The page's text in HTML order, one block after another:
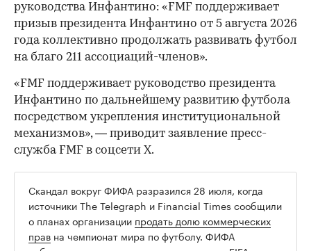
руководства Инфантино: «FMF поддерживает
призыв президента Инфантино от 5 августа 2026
года коллективно продолжать развивать футбол
на благо 211 ассоциаций-членов».
«FMF поддерживает руководство президента
Инфантино по дальнейшему развитию футбола
посредством укрепления институциональной
механизмов», — приводит заявление пресс-
служба FMF в соцсети Х.
Скандал вокруг ФИФА разразился 28 июля, когда
источники The Telegraph и Financial Times сообщили
о планах организации продать долю коммерческих
прав на чемпионат мира по футболу. ФИФА